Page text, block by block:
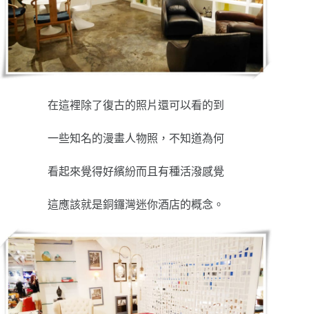
在這裡除了復古的照片還可以看的到
一些知名的漫畫人物照，不知道為何
看起來覺得好繽紛而且有種活潑感覺
這應該就是銅鑼灣迷你酒店的概念。